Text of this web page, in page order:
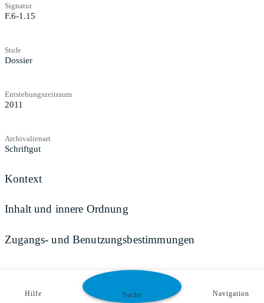
Signatur
F.6-1.15
Stufe
Dossier
Entstehungszeitraum
2011
Archivalienart
Schriftgut
Kontext
Inhalt und innere Ordnung
Zugangs- und Benutzungsbestimmungen
Hilfe Suche Navigation